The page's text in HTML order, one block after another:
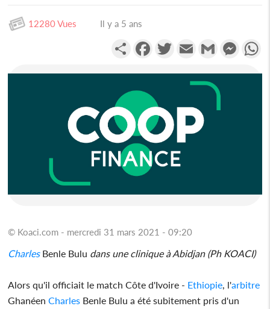
12280 Vues Il y a 5 ans
PartagerFacebookTwitterEmail Gmail
© Koaci.com - mercredi 31 mars 2021 - 09:20
Charles Benle Bulu dans une clinique à Abidjan (Ph KOACI)
Alors qu'il officiait le match Côte d'Ivoire - Ethiopie , l'arbitre
GhanéenCharles Benle Bulu a été subitement pris d'un